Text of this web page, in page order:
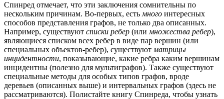
Спинред отмечает, что эти заключения сомнительны по
нескольким причинам. Во-первых, естьмного интересных
способов представления графов, не только два описанных.
Например, существуют списки ребер (илимножества ребер),
являющиеся списком всех ребер в виде пар вершин (или
специальных объектов-ребер), существуютматрицы
инцидентности, показывающие, какие ребра каким вершинам
инцидентны (полезно для мультиграфов). Также существуют
специальные методы для особых типов графов, вроде
деревьев (описанных выше) и интервальных графов (здесь не
рассматриваются). Полистайте книгу Спинреда, чтобы узнать